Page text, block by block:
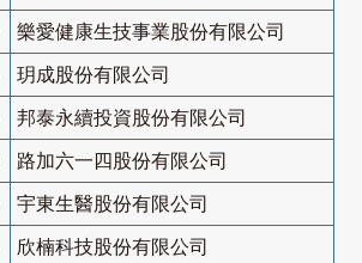
樂愛健康生技事業股份有限公司
玥成股份有限公司
邦泰永續投資股份有限公司
路加六一四股份有限公司
宇東生醫股份有限公司
欣楠科技股份有限公司